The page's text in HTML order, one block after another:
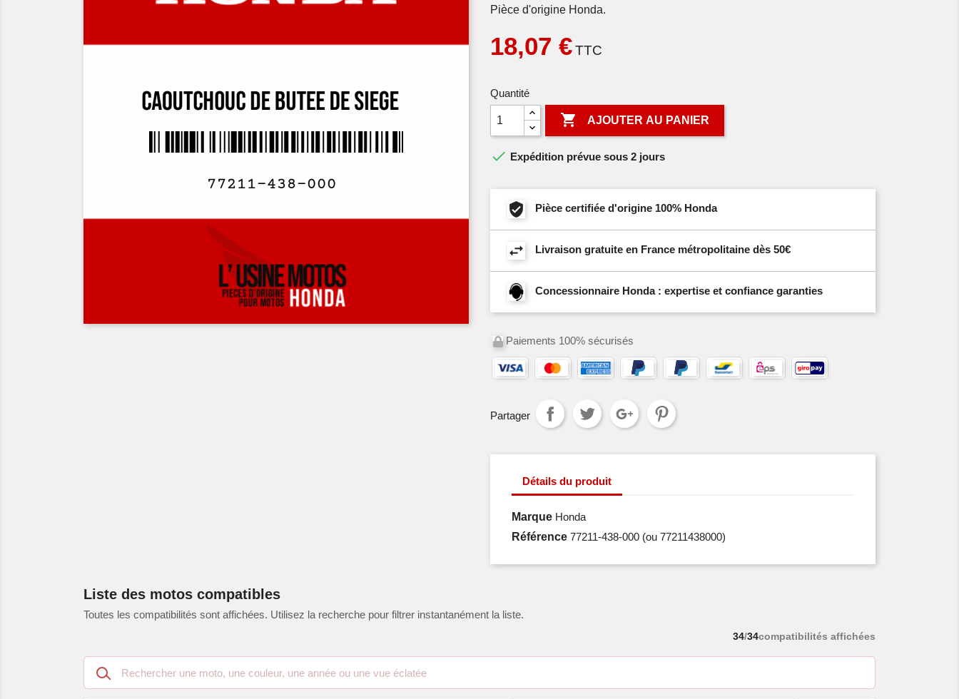
Pièce d'origine Honda.
18,07 €TTC
Quantité
 AJOUTER AU PANIER
 Expédition prévue sous 2 jours
Pièce certifiée d'origine 100% Honda
Livraison gratuite en France métropolitaine dès 50€
Concessionnaire Honda : expertise et confiance garanties
Paiements 100% sécurisés
Partager
Détails du produit
Marque Honda
Référence 77211-438-000 (ou 77211438000)
Liste des motos compatibles
Toutes les compatibilités sont affichées. Utilisez la recherche pour filtrer instantanément la liste.
34/34compatibilités affichées
Recherche
dans
les